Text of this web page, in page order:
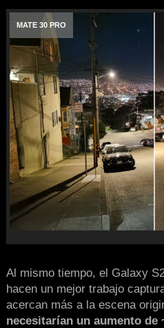
MATE 30 PRO
Al mismo tiempo, el Galaxy
hacen un mejor trabajo
acercan más a la escena
necesitarían un aumento de